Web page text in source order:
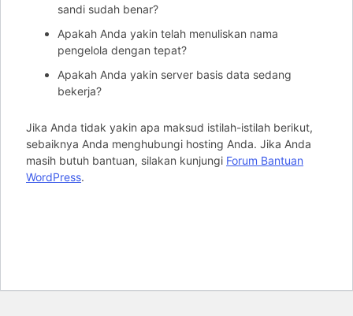
sandi sudah benar?
Apakah Anda yakin telah menuliskan nama
pengelola dengan tepat?
Apakah Anda yakin server basis data sedang
bekerja?
Jika Anda tidak yakin apa maksud istilah-istilah berikut,
sebaiknya Anda menghubungi hosting Anda. Jika Anda
masih butuh bantuan, silakan kunjungi Forum Bantuan
WordPress.